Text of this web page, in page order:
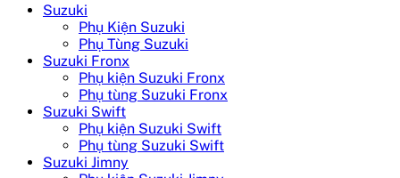
Suzuki
Phụ Kiện Suzuki
Phụ Tùng Suzuki
Suzuki Fronx
Phụ kiện Suzuki Fronx
Phụ tùng Suzuki Fronx
Suzuki Swift
Phụ kiện Suzuki Swift
Phụ tùng Suzuki Swift
Suzuki Jimny